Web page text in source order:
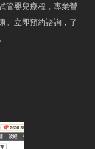
管嬰兒療程，專業營
。立即預約諮詢，了